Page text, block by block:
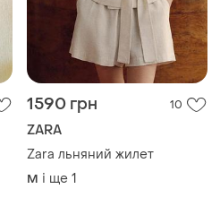
1590 грн 10
ZARA
Zara льняний жилет
M і ще 1